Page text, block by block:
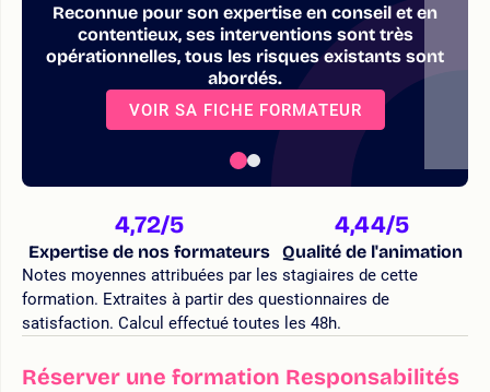
Reconnue pour son expertise en conseil et en
contentieux, ses interventions sont très
opérationnelles, tous les risques existants sont
abordés.
VOIR SA FICHE FORMATEUR
4,72/5
Expertise de nos formateurs
4,44/5
Qualité de l'animation
Notes moyennes attribuées par les stagiaires de cette
formation. Extraites à partir des questionnaires de
satisfaction. Calcul effectué toutes les 48h.
Réserver une formation Responsabilités